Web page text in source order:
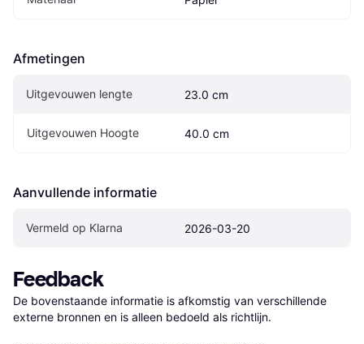
Afmetingen
Uitgevouwen lengte 23.0 cm
Uitgevouwen Hoogte 40.0 cm
Aanvullende informatie
Vermeld op Klarna 2026-03-20
Feedback
De bovenstaande informatie is afkomstig van verschillende
externe bronnen en is alleen bedoeld als richtlijn.